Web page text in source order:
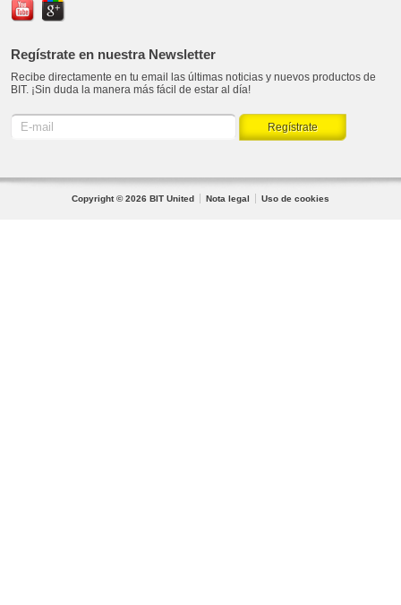
Regístrate en nuestra Newsletter
Recibe directamente en tu email las últimas noticias y nuevos productos de
BIT. ¡Sin duda la manera más fácil de estar al día!
Copyright © 2026 BIT United Nota legal Uso de cookies